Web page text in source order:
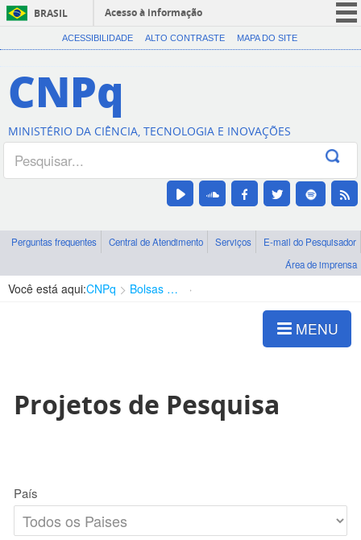
BRASIL
Acesso à informação
CORONAVÍRUS (COVID-19)
Canais
ACESSIBILIDADE ALTO CONTRASTE MAPA DO SITE
CNPq
MINISTÉRIO DA CIÊNCIA, TECNOLOGIA E INOVAÇÕES
Perguntas frequentes Central de Atendimento Serviços
E-mail do Pesquisador
Área de imprensa
Você está aqui:CNPq Bolsas e Auxílios Vigentes
MENU
Projetos de Pesquisa
País